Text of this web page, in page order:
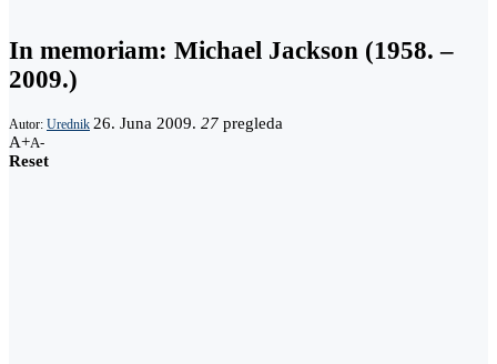
In memoriam: Michael Jackson (1958. –
2009.)
Autor: Urednik 26. Juna 2009. 27 pregleda
A+A-
Reset